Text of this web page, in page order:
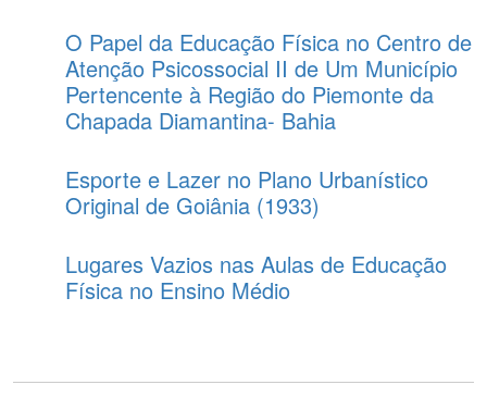
O Papel da Educação Física no Centro de
Atenção Psicossocial II de Um Município
Pertencente à Região do Piemonte da
Chapada Diamantina- Bahia
Esporte e Lazer no Plano Urbanístico
Original de Goiânia (1933)
Lugares Vazios nas Aulas de Educação
Física no Ensino Médio